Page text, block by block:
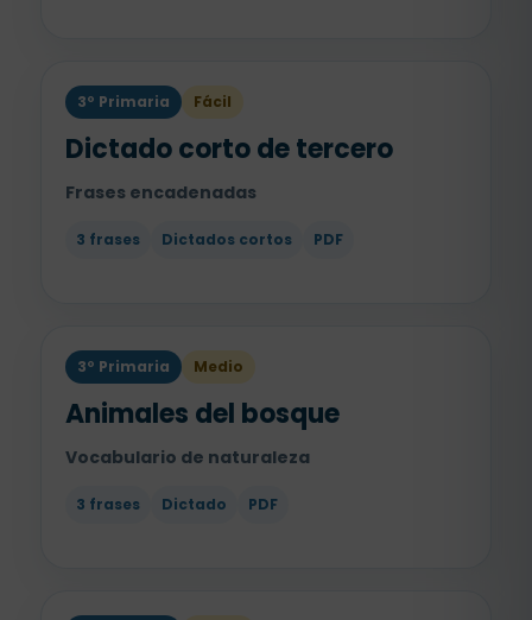
3º Primaria Fácil
Dictado corto de tercero
Frases encadenadas
3 frases Dictados cortos PDF
3º Primaria Medio
Animales del bosque
Vocabulario de naturaleza
3 frases Dictado PDF